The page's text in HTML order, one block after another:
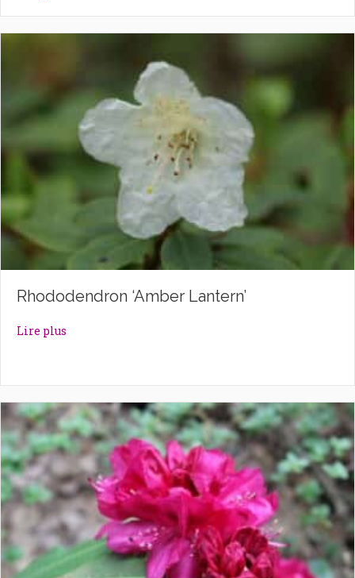
Rhododendron ‘Amber Lantern’
Lire plus